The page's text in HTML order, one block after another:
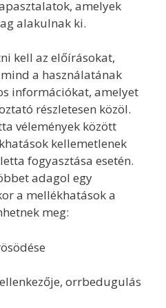
amelyek
alakulnak ki.
kell az előírásokat,
a használatának
információkat, amelyet
részletesen közöl.
vélemények között
kellemetlenek
fogyasztása esetén.
adagol egy
a mellékhatások a
meg:
orrbedugulás